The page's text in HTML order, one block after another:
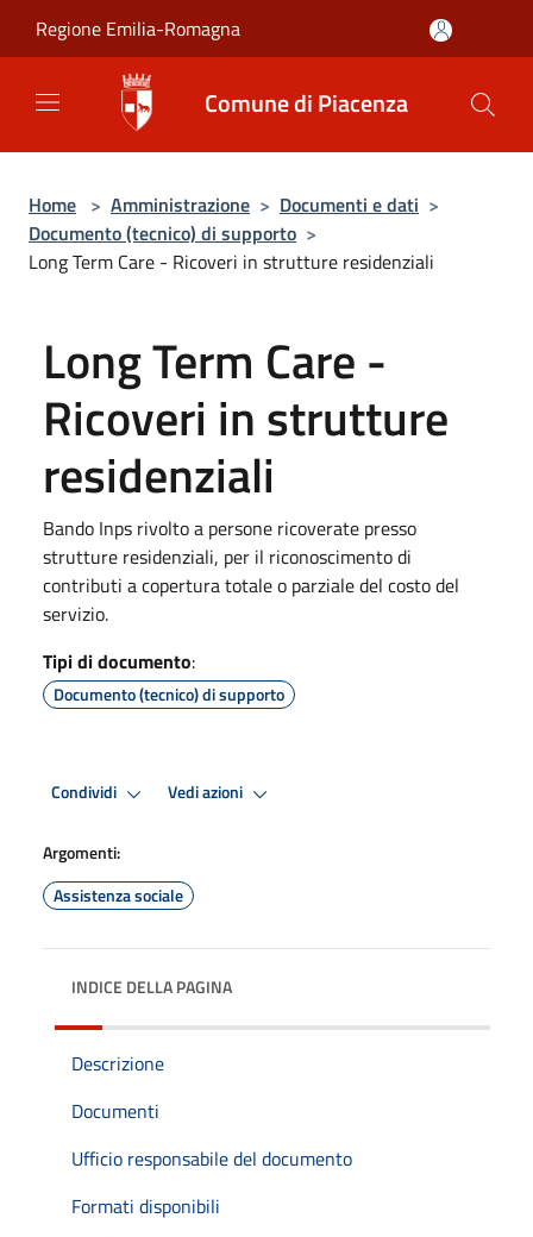
Regione Emilia-Romagna
Comune di Piacenza
Home > Amministrazione > Documenti e dati >
Documento (tecnico) di supporto >
Long Term Care - Ricoveri in strutture residenziali
Long Term Care -
Ricoveri in strutture
residenziali
Bando Inps rivolto a persone ricoverate presso
strutture residenziali, per il riconoscimento di
contributi a copertura totale o parziale del costo del
servizio.
Tipi di documento:
Documento (tecnico) di supporto
Condividi Vedi azioni
Argomenti:
Assistenza sociale
INDICE DELLA PAGINA
Descrizione
Documenti
Ufficio responsabile del documento
Formati disponibili